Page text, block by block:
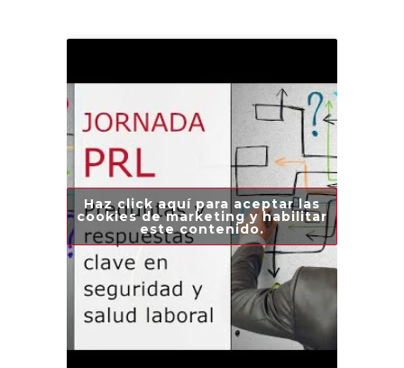
Haz click aquí para aceptar las
cookies de marketing y habilitar
este contenido.